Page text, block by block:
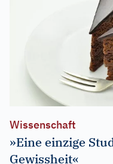
Wissenschaft
»Eine einzige
Gewissheit«